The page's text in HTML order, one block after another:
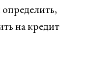
на кредит